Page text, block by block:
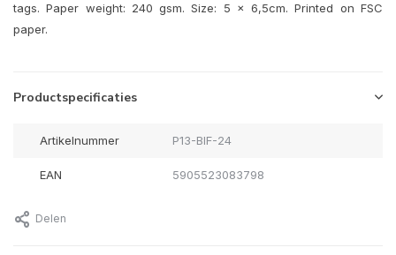
tags. Paper weight: 240 gsm. Size: 5 x 6,5cm. Printed on FSC
paper.
Productspecificaties
Artikelnummer P13-BIF-24
EAN 5905523083798
Delen